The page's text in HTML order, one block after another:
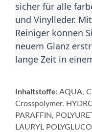
sicher für alle
und Vinylleder.
Reiniger können
neuem Glanz
lange Zeit in
Inhaltstoffe:AQUA,
Crosspolymer,
PARAFFIN,
LAURYL